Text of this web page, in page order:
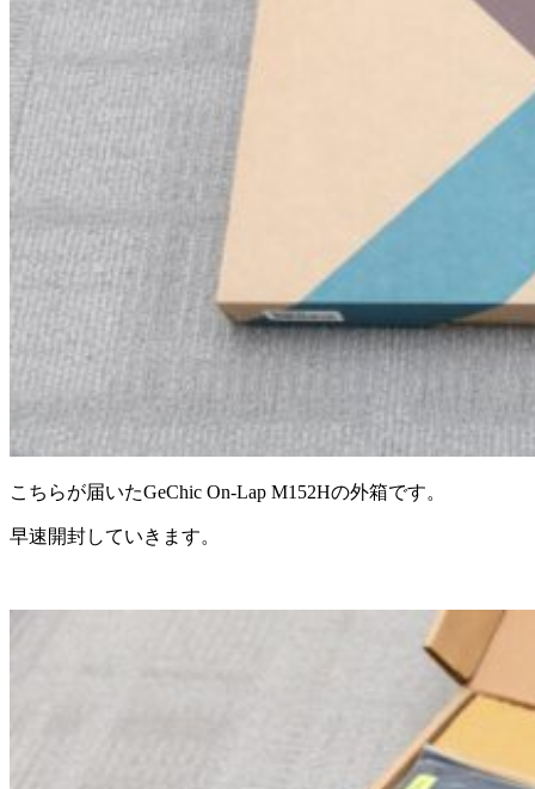
こちらが届いたGeChic On-Lap M152Hの外箱です。
早速開封していきます。